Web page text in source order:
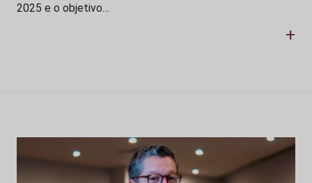
2025 e o objetivo…
+